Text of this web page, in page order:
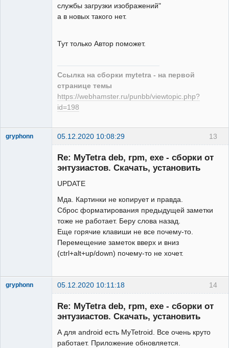
службы загрузки изображений"
а в новых такого нет.
Тут только Автор поможет.
Ссылка на сборки mytetra - на первой
странице темы
https://webhamster.ru/punbb/viewtopic.php?
id=198
13
gryphonn 05.12.2020 10:08:29
Re: MyTetra deb, rpm, exe - сборки от
энтузиастов. Скачать, установить
UPDATE
Мда. Картинки не копирует и правда.
Сброс форматирования предыдущей заметки
тоже не работает. Беру слова назад.
Еще горячие клавиши не все почему-то.
Перемещение заметок вверх и вниз
(ctrl+alt+up/down) почему-то не хочет.
14
gryphonn 05.12.2020 10:11:18
Re: MyTetra deb, rpm, exe - сборки от
энтузиастов. Скачать, установить
А для android есть MyTetroid. Все очень круто
работает. Приложение обновляется.